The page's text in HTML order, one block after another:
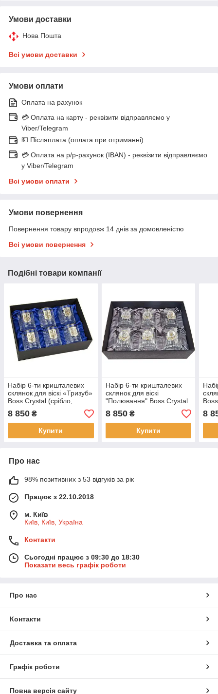
Умови доставки
Нова Пошта
Всі умови доставки
Умови оплати
Оплата на рахунок
💳 Оплата на карту - реквізити відправляємо у
Viber/Telegram
💵 Післяплата (оплата при отриманні)
💳 Оплата на р/р-рахунок (IBAN) - реквізити відправляємо
у Viber/Telegram
Всі умови оплати
Умови повернення
Повернення товару впродовж 14 днів за домовленістю
Всі умови повернення
Подібні товари компанії
Набір 6-ти кришталевих
склянок для віскі «Тризуб»
Boss Crystal (срібло,
золото)
8 850 ₴
Купити
Набір 6-ти кришталевих
склянок для віскі
"Полювання" Boss Crystal
(платина, срібло, золото)
8 850₴
Купити
8
Про нас
98% позитивних з 53 відгуків за рік
Працює з 22.10.2018
м. Київ
Київ, Київ, Україна
Контакти
Сьогодні працює з 09:30 до 18:30
Показати весь графік роботи
Про нас
Контакти
Доставка та оплата
Графік роботи
Повна версія сайту